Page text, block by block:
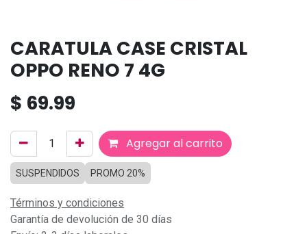
CARATULA CASE CRISTAL
OPPO RENO 7 4G
$ 69.99
Agregar al carrito
SUSPENDIDOS PROMO 20%
Términos y condiciones
Garantía de devolución de 30 días